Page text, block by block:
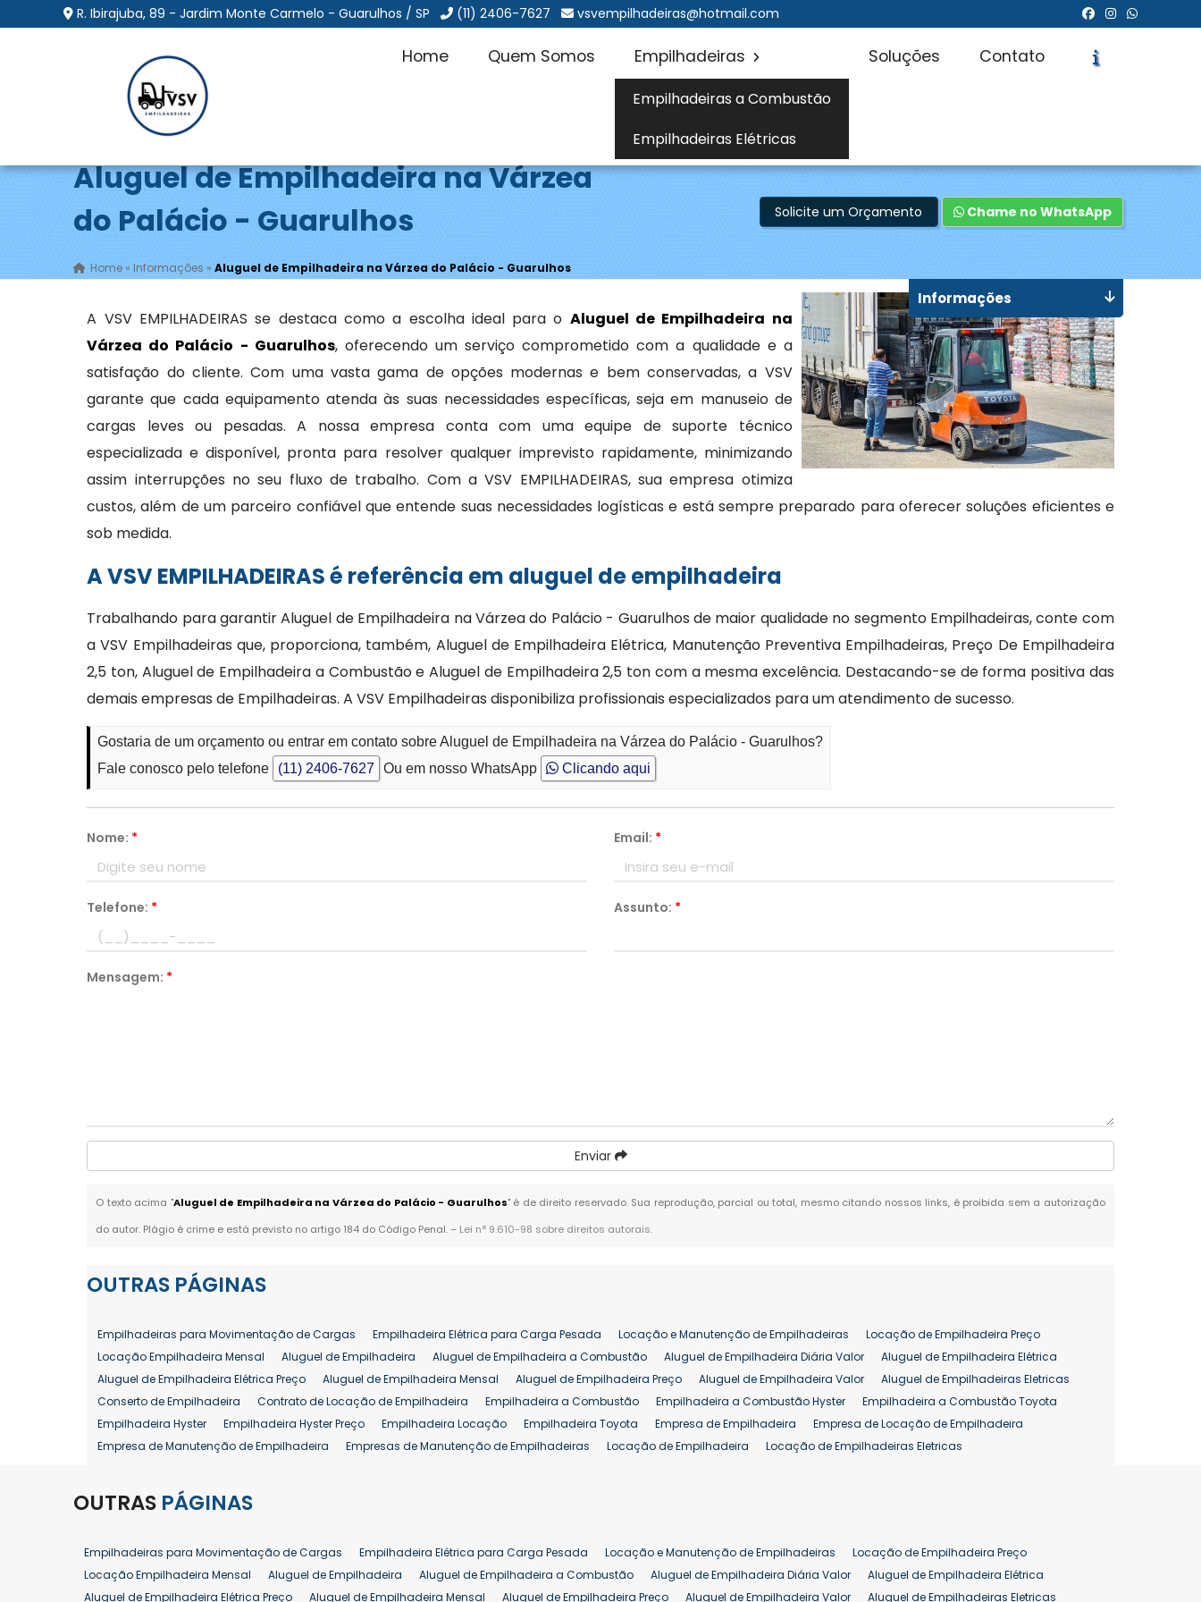
R. Ibirajuba, 89 - Jardim Monte Carmelo - Guarulhos / SP (11) 2406-7627 vsvempilhadeiras@hotmail.com
Home Quem Somos Empilhadeiras
Empilhadeiras a Combustão
Empilhadeiras Elétricas
Soluções Contato
Aluguel de Empilhadeira na Várzea
do Palácio - Guarulhos
Home »Informações »Aluguel de Empilhadeira na Várzea do Palácio - Guarulhos
Solicite um Orçamento Chame no WhatsApp
A VSV EMPILHADEIRAS se destaca como a escolha ideal para o Aluguel de Empilhadeira na
Várzea do Palácio - Guarulhos, oferecendo um serviço comprometido com a qualidade e a
satisfação do cliente. Com uma vasta gama de opções modernas e bem conservadas, a VSV
garante que cada equipamento atenda às suas necessidades específicas, seja em manuseio de
cargas leves ou pesadas. A nossa empresa conta com uma equipe de suporte técnico
especializada e disponível, pronta para resolver qualquer imprevisto rapidamente, minimizando
assim interrupções no seu fluxo de trabalho. Com a VSV EMPILHADEIRAS, sua empresa otimiza
custos, além de um parceiro confiável que entende suas necessidades logísticas e está sempre preparado para oferecer soluções eficientes e
sob medida.
A VSV EMPILHADEIRAS é referência em aluguel de empilhadeira
Trabalhando para garantir Aluguel de Empilhadeira na Várzea do Palácio - Guarulhos de maior qualidade no segmento Empilhadeiras, conte com
a VSV Empilhadeiras que, proporciona, também, Aluguel de Empilhadeira Elétrica, Manutenção Preventiva Empilhadeiras, Preço De Empilhadeira
2,5 ton, Aluguel de Empilhadeira a Combustão e Aluguel de Empilhadeira 2,5 ton com a mesma excelência. Destacando-se de forma positiva das
demais empresas de Empilhadeiras. A VSV Empilhadeiras disponibiliza profissionais especializados para um atendimento de sucesso.
Gostaria de um orçamento ou entrar em contato sobre Aluguel de Empilhadeira na Várzea do Palácio - Guarulhos?
Fale conosco pelo telefone
(11) 2406-7627 Ou em nosso WhatsApp Clicando aqui
Nome: * Email: *
Telefone: * Assunto: *
Mensagem: *
Enviar
O texto acima "Aluguel de Empilhadeira na Várzea do Palácio - Guarulhos" é de direito reservado. Sua reprodução, parcial ou total, mesmo citando nossos links, é proibida sem a autorização
do autor. Plágio é crime e está previsto no artigo 184 do Código Penal. – Lei n° 9.610-98 sobre direitos autorais.
Informações
OUTRAS PÁGINAS
Empilhadeiras para Movimentação de Cargas Empilhadeira Elétrica para Carga Pesada Locação e Manutenção de Empilhadeiras
Locação de Empilhadeira Preço
Locação Empilhadeira Mensal
Aluguel de Empilhadeira Aluguel de Empilhadeira a Combustão Aluguel de Empilhadeira Diária Valor
Aluguel de Empilhadeira Elétrica
Aluguel de Empilhadeira Elétrica Preço
Aluguel de Empilhadeira Mensal Aluguel de Empilhadeira Preço Aluguel de Empilhadeira Valor
Aluguel de Empilhadeiras Eletricas
Conserto de Empilhadeira
Contrato de Locação de Empilhadeira Empilhadeira a Combustão Empilhadeira a Combustão Hyster
Empilhadeira a Combustão Toyota
Empilhadeira Hyster
Empilhadeira Hyster Preço Empilhadeira Locação Empilhadeira Toyota Empresa de Empilhadeira
Empresa de Locação de Empilhadeira
Empresa de Manutenção de Empilhadeira
Empresas de Manutenção de Empilhadeiras Locação de Empilhadeira
Locação de Empilhadeiras Eletricas
Manutenção em Empilhadeiras
Reforma de Empilhadeira
Aluguel de Empilhadeira 25 ton
Locação de Empilhadeira 25 ton Comprar Empilhadeira 25 ton Empilhadeira a Combustão 25 ton
Preço de Empilhadeira 25 ton
Venda Empilhadeiras 25 ton
OUTRAS PÁGINAS
Empilhadeiras para Movimentação de Cargas Empilhadeira Elétrica para Carga Pesada Locação e Manutenção de Empilhadeiras
Locação de Empilhadeira Preço
Locação Empilhadeira Mensal
Aluguel de Empilhadeira Aluguel de Empilhadeira a Combustão Aluguel de Empilhadeira Diária Valor
Aluguel de Empilhadeira Elétrica
Aluguel de Empilhadeira Elétrica Preço
Aluguel de Empilhadeira Mensal Aluguel de Empilhadeira Preço Aluguel de Empilhadeira Valor
Aluguel de Empilhadeiras Eletricas